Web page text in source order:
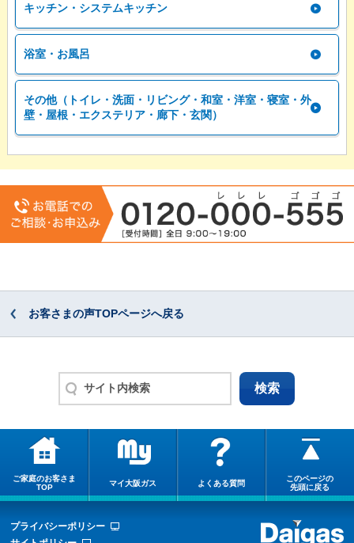
キッチン・システムキッチン
浴室・お風呂
その他（トイレ・洗面・リビング・和室・洋室・寝室・外
壁・屋根・エクステリア・廊下・玄関）
お客さまの声TOPページへ戻る
ご家庭のお客さま
TOP
マイ大阪ガス よくある質問
このページの
先頭に戻る
プライバシーポリシー